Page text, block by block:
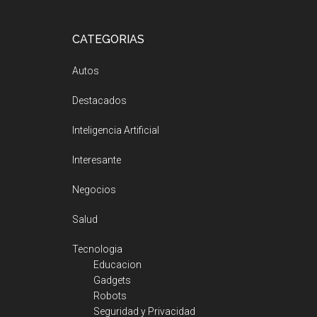
CATEGORIAS
Autos
Destacados
Inteligencia Artificial
Interesante
Negocios
Salud
Tecnologia
Educacion
Gadgets
Robots
Seguridad y Privacidad